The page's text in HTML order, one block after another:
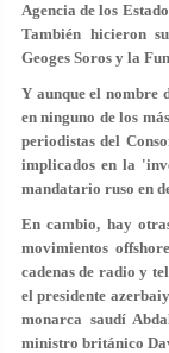
Agencia de los
También hicieron
Geoges Soros y la
Y aunque el nombre
en ninguno de los
periodistas del
implicados en la
mandatario ruso en
En cambio, hay
movimientos
cadenas de radio y
el presidente
monarca saudí
ministro británico